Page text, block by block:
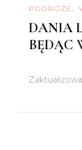
PODRÓŻE
DANIA
BĘDĄC